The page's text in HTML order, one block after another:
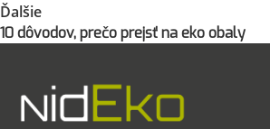
Ďalšie
10 dôvodov, prečo prejsť na eko obaly